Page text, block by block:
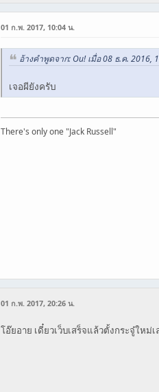
01 ก.พ. 2017, 10:04 น.
อ้างคำพูดจาก: Ou! เมื่อ 08 ธ.ค. 2016,
เจอผียังครับ
There's only one "Jack Russell"
01 ก.พ. 2017, 20:26 น.
โอ๊ยอาย เดี๋ยวเว็บเสร็จแล้วตั้งกระจู๋ใหม่